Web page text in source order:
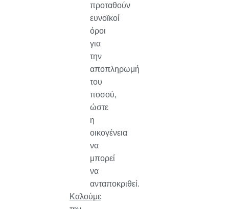
προταθούν
ευνοϊκοί
όροι
για
την
αποπληρωμή
του
ποσού,
ώστε
η
οικογένεια
να
μπορεί
να
ανταποκριθεί.
Καλούμε